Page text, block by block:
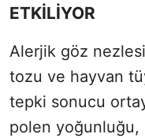
ETKİLİYOR
Alerjik göz
tozu ve hayvan
tepki sonucu
polen